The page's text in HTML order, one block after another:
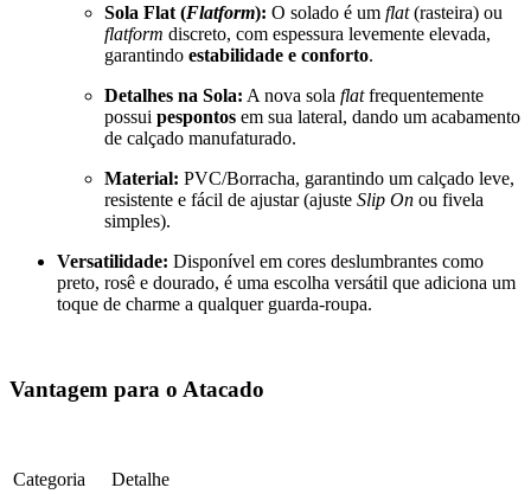
Sola Flat (Flatform): O solado é um flat(rasteira) ou
flatform discreto, com espessura levemente elevada,
garantindo estabilidade e conforto.
Detalhes na Sola: A nova sola flatfrequentemente
possui pespontos em sua lateral, dando um acabamento
de calçado manufaturado.
Material: PVC/Borracha, garantindo um calçado leve,
resistente e fácil de ajustar (ajuste Slip On ou fivela
simples).
Versatilidade: Disponível em cores deslumbrantes como
preto, rosê e dourado, é uma escolha versátil que adiciona um
toque de charme a qualquer guarda-roupa.
Vantagem para o Atacado
Categoria
Detalhe